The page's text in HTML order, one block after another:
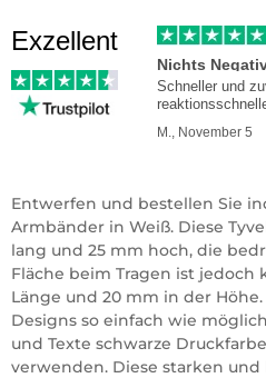
Exzellent
Nichts
Schneller und
M., November 5
Entwerfen und bestellen Sie
Armbänder in Weiß. Diese
lang und 25 mm hoch, die
Fläche beim Tragen ist jedoch
Länge und 20 mm in der
Designs so einfach wie
und Texte schwarze
verwenden. Diese starken